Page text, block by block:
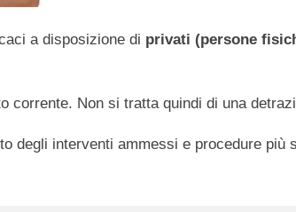
a disposizione di privati (persone
corrente. Non si tratta quindi di una
degli interventi ammessi e procedure